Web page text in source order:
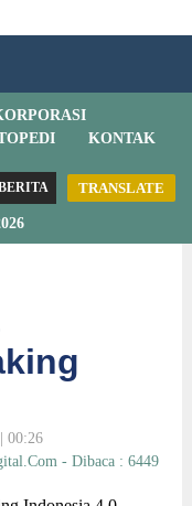
KONTAK
TRANSLATE
00:26
- Dibaca : 6449